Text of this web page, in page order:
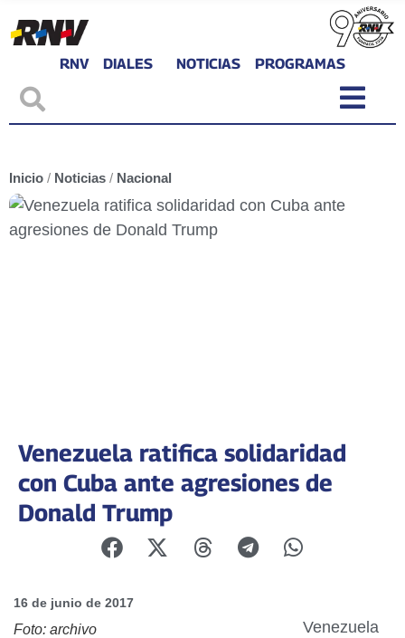
RNV DIALES NOTICIAS PROGRAMAS
Inicio / Noticias / Nacional
Venezuela ratifica solidaridad
con Cuba ante agresiones de
Donald Trump
16 de junio de 2017
Foto: archivo
Venezuela